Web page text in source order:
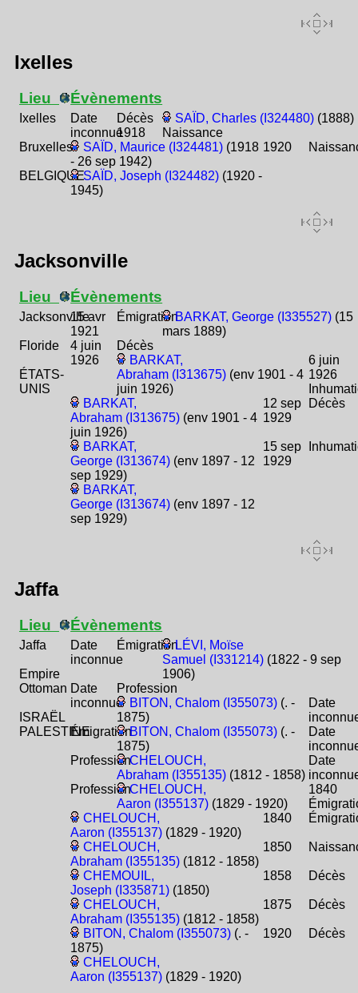
Ixelles
Lieu
Ixelles
Bruxelles
BELGIQUE
Évènements
Date
inconnue
Décès SAÏD, Charles (I324480) (1888)
1918
Naissance
SAÏD, Maurice (I324481) (1918
- 26 sep 1942)
1920
SAÏD, Joseph (I324482) (1920 -
1945)
Jacksonville
Lieu
Jacksonville
Floride
ÉTATS-
UNIS
Évènements
15 avr
1921
ÉmigrationBARKAT, George (I335527) (15
mars 1889)
4 juin
1926
Décès
BARKAT,
Abraham (I313675)(env 1901 - 4
juin 1926)
6 juin
1926
BARKAT,
Abraham (I313675) (env 1901 - 4
juin 1926)
12 sep
1929
Décès
BARKAT,
George (I313674) (env 1897 - 12
sep 1929)
15 sep
1929
BARKAT,
George (I313674) (env 1897 - 12
sep 1929)
Jaffa
Lieu
Jaffa
Empire
Ottoman
ISRAËL
PALESTINE
Évènements
Date
inconnue
ÉmigrationLÉVI, Moïse
Samuel (I331214) (1822 - 9 sep
1906)
Date
inconnue
Profession
BITON, Chalom (I355073)(. -
1875)
Date
ÉmigrationBITON, Chalom (I355073)(. -
1875)
Date
ProfessionCHELOUCH,
Abraham (I355135)(1812 - 1858)
Date
ProfessionCHELOUCH,
Aaron (I355137)(1829 - 1920)
1840
CHELOUCH,
Aaron (I355137) (1829 - 1920)
1840
CHELOUCH,
Abraham (I355135) (1812 - 1858)
1850
CHEMOUIL,
Joseph (I335871) (1850)
1858 Décès
CHELOUCH,
Abraham (I355135) (1812 - 1858)
1875 Décès
BITON, Chalom (I355073) (. -
1875)
1920 Décès
CHELOUCH,
Aaron (I355137) (1829 - 1920)